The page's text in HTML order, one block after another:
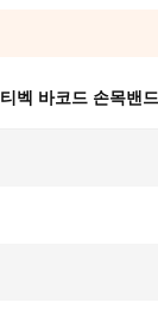
벡 바코드 손목밴드